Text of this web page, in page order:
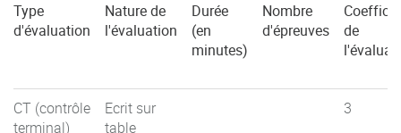
Type
d'évaluation
Nature de
l'évaluation
Durée
(en
minutes)
Nombre
d'épreuves
de
CT (contrôle
terminal)
Ecrit sur
table
3